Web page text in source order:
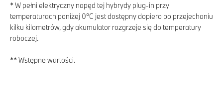
* W pełni elektryczny napęd tej hybrydy plug-in przy
temperaturach poniżej 0°C jest dostępny dopiero po przejechaniu
kilku kilometrów, gdy akumulator rozgrzeje się do temperatury
roboczej.
** Wstępne wartości.